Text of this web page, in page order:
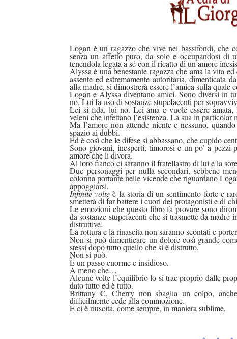
Logan è un ragazzo che vive nei bassifondi, che
senza un affetto puro, da solo e occupandosi di
tenendola legata a sé con il ricatto di un amore
Alyssa è una benestante ragazza che ama la vita
assente ed estremamente autoritaria, dimenticata
alla madre, si dimostrerà essere l’amica sulla quale
Logan e Alyssa diventano amici. Sono diversi in
no. Lui fa uso di sostanze stupefacenti per
Lei si fida, lui no. Lei ama e vuole essere
veleni che infettano l’esistenza. La sua in particolar
Ma l’amore non attende niente e nessuno,
spazio ai dubbi.
Ed è così che le difese si abbassano, che cupido
Sono giovani, inesperti, timorosi e un po’ a pezzi
amore che li divora.
Al loro fianco ci saranno il fratellastro di lui e la
Due personaggi per nulla secondari, sebbene
colonna portante nelle vicende che riguardano
appoggiarsi.
Infinite volte è la storia di un sentimento forte e
smetterà di far battere i cuori dei protagonisti e di
Le emozioni che questo libro fa provare sono
da sostanze stupefacenti che si trasmette da
distruttive.
La rottura e la rinascita non saranno scontati e
Non si può dimenticare un dolore così grande
stessi dopo tutto quello che si è distrutto.
Non si può.
È un passo enorme e insidioso.
A meno che…
Alcune volte l’equilibrio lo si trae proprio dalle
dato tutto ed è tutto.
Brittany C. Cherry non sbaglia un colpo,
difficilmente cede alla commozione.
E ci è riuscita, come sempre, in maniera sublime.